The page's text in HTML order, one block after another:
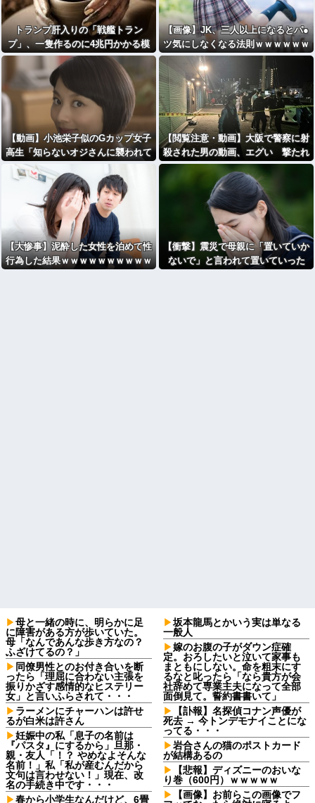
トランプ肝入りの「戦艦トラン
プ」、一隻作るのに4兆円かかる模
様ｗｗｗ
【画像】JK、三人以上になるとパ●
ツ気にしなくなる法則ｗｗｗｗｗｗ
ｗｗ
【動画】小池栄子似のGカップ女子
高生「知らないオジさんに襲われて
オ●パイ揉まれた」
【閲覧注意・動画】大阪で警察に射
殺された男の動画、エグい 撃たれ
てから叫びながら苦しみもがいて死
ぬ
【大惨事】泥酔した女性を泊めて性
行為した結果ｗｗｗｗｗｗｗｗｗｗ
【衝撃】震災で母親に「置いていか
ないで」と言われて置いていった
母と一緒の時に、明らかに足
に障害がある方が歩いていた。
母「なんであんな歩き方なの？
ふざけてるの？」
同僚男性とのお付き合いを断
ったら「理屈に合わない主張を
振りかざす感情的なヒステリー
女」と言いふらされて・・・
ラーメンにチャーハンは許せ
るが白米は許さん
妊娠中の私「息子の名前は
『パスタ』にするから」旦那・
親・友人「！？ やめなよそんな
名前！」私「私が産むんだから
文句は言わせない！」現在、改
名の手続き中です・・・
春から小学生なんだけど、6畳
坂本龍馬とかいう実は単なる
一般人
嫁のお腹の子がダウン症確
定。おろしたいと泣いて家事も
まともにしない。命を粗末にす
るなと叱ったら「なら貴方が会
社辞めて専業主夫になって全部
面倒見て。誓約書書いて」
【訃報】名探偵コナン声優が
死去 → 今トンデモナイことにな
ってる・・・
岩合さんの猫のポストカード
が結構あるの
【悲報】ディズニーのおいな
り巻（600円）ｗｗｗｗｗ
【画像】お前らこの画像でフ